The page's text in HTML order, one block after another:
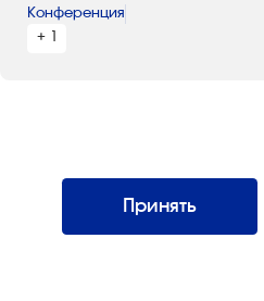
Конференция
+ 1
Интернэшнл»
Все права защищены. Использование
возможно только со ссылкой на источник.
Принять